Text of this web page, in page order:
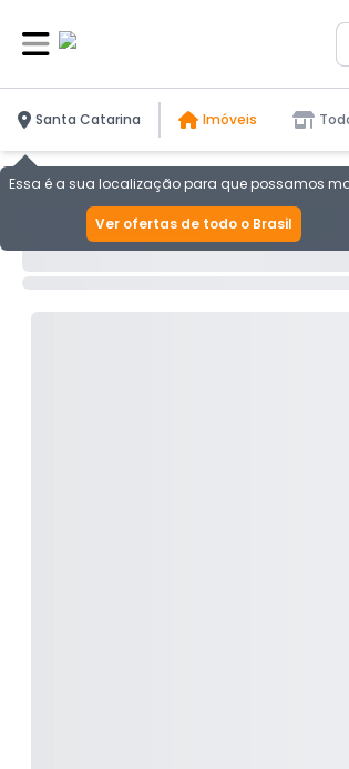
Santa Catarina
Essa é a sua localização para que possamos
Ver ofertas de todo o Brasil
Imóveis